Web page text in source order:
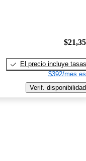
El precio incluye tasas
$392/mes
Verif. disponibilidad